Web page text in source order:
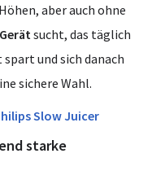
aber auch ohne
sucht, das täglich
und sich danach
sichere Wahl.
Slow Juicer
starke